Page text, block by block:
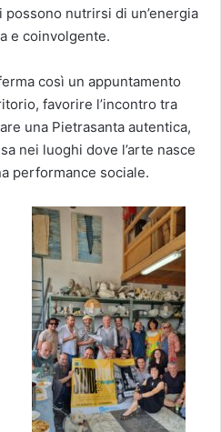
nutrirsi di un’energia
e coinvolgente.
così un appuntamento
favorire l’incontro tra
una Pietrasanta autentica,
nei luoghi dove l’arte nasce
performance sociale.